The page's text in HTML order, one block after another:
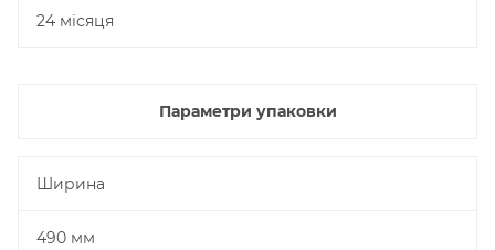
24 місяця
Параметри упаковки
Ширина
490 мм